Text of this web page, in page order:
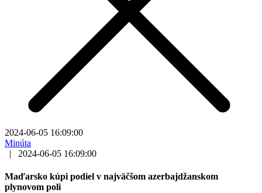
2024-06-05 16:09:00
Minúta
|
2024-06-05 16:09:00
Maďarsko kúpi podiel v najväčšom azerbajdžanskom
plynovom poli